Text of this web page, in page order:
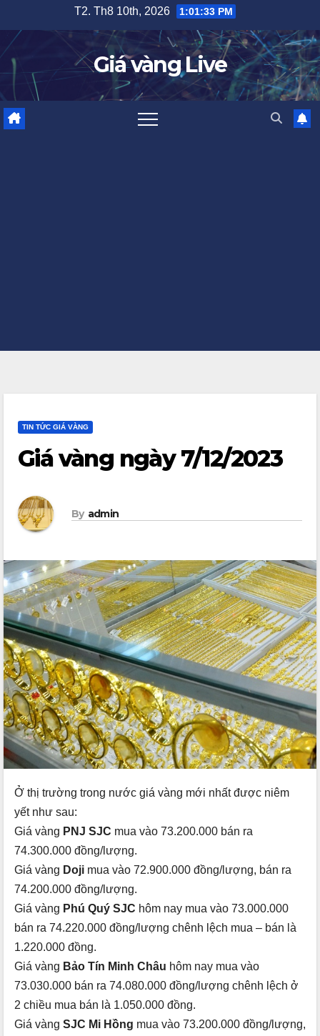
content
T2. Th8 10th, 2026 1:01:34 PM
Giá vàng Live
TIN TỨC GIÁ VÀNG
Giá vàng ngày 7/12/2023
By admin
Ở thị trường trong nước giá vàng mới nhất được niêm
yết như sau:
Giá vàng PNJ SJC mua vào 73.200.000 bán ra
74.300.000 đồng/lượng.
Giá vàng Doji mua vào 72.900.000 đồng/lượng, bán ra
74.200.000 đồng/lượng.
Giá vàng Phú Quý SJC hôm nay mua vào 73.000.000
bán ra 74.220.000 đồng/lượng chênh lệch mua – bán là
1.220.000 đồng.
Giá vàng Bảo Tín Minh Châu hôm nay mua vào
73.030.000 bán ra 74.080.000 đồng/lượng chênh lệch ở
2 chiều mua bán là 1.050.000 đồng.
Giá vàng SJC Mi Hồng mua vào 73.200.000 đồng/lượng,